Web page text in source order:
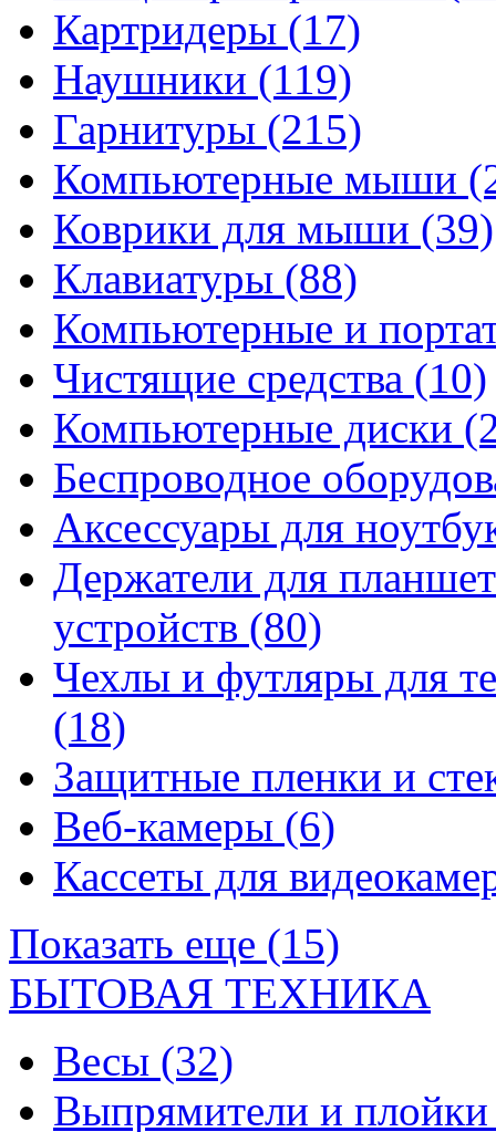
Картридеры (17)
Наушники (119)
Гарнитуры (215)
Компьютерные мыши
Коврики для мыши (39)
Клавиатуры (88)
Компьютерные и
Чистящие средства (10)
Компьютерные диски
Беспроводное
Аксессуары для
Держатели для
устройств (80)
Чехлы и футляры для
(18)
Защитные пленки и
Веб-камеры (6)
Кассеты для
Показать еще (15)
БЫТОВАЯ ТЕХНИКА
Весы (32)
Выпрямители и